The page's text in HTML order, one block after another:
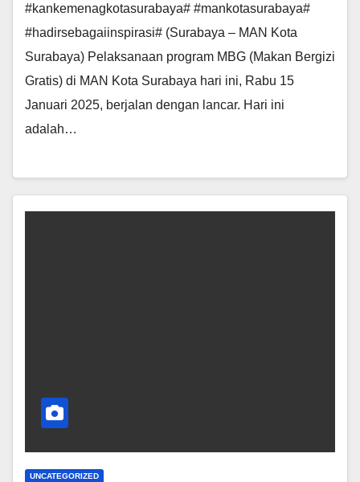
#kankemenagkotasurabaya# #mankotasurabaya#
#hadirsebagaiinspirasi# (Surabaya – MAN Kota
Surabaya) Pelaksanaan program MBG (Makan Bergizi
Gratis) di MAN Kota Surabaya hari ini, Rabu 15
Januari 2025, berjalan dengan lancar. Hari ini
adalah…
UNCATEGORIZED